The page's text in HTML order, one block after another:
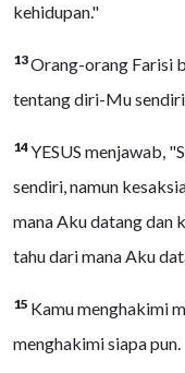
kehidupan."
13Orang-orang Farisi
tentang diri-Mu
14YESUS menjawab,
sendiri, namun
mana Aku datang dan
tahu dari mana Aku
15 Kamu menghakimi
menghakimi siapa pun.